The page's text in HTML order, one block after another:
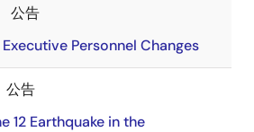
公告
Personnel Changes
公告
12 Earthquake in the